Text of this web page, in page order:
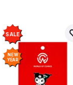
SALE
NEW
YEAR